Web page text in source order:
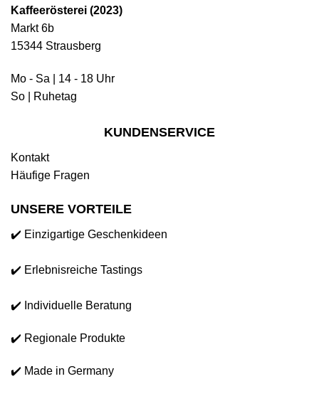
Kaffeerösterei (2023)
Markt 6b
15344 Strausberg
Mo - Sa | 14 - 18 Uhr
So | Ruhetag
KUNDENSERVICE
Kontakt
Häufige Fragen
UNSERE VORTEILE
✔️ Einzigartige Geschenkideen
✔️ Erlebnisreiche Tastings
✔️ Individuelle Beratung
✔️ Regionale Produkte
✔️ Made in Germany